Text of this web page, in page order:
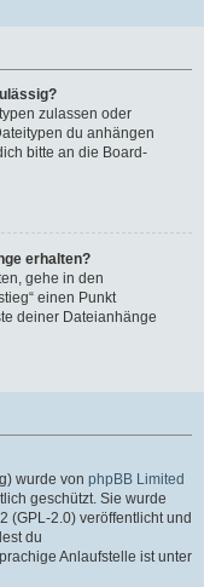
zulassen oder
du anhängen
bitte an die Board-
erhalten?
gehe in den
einen Punkt
deiner Dateianhänge
wurde von phpBB Limited
geschützt. Sie wurde
(GPL-2.0) veröffentlicht und
du
Anlaufstelle ist unter